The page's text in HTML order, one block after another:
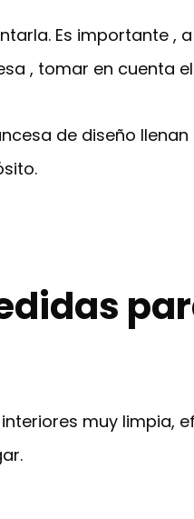
Es importante ,
, tomar en cuenta
de diseño
muy limpia,